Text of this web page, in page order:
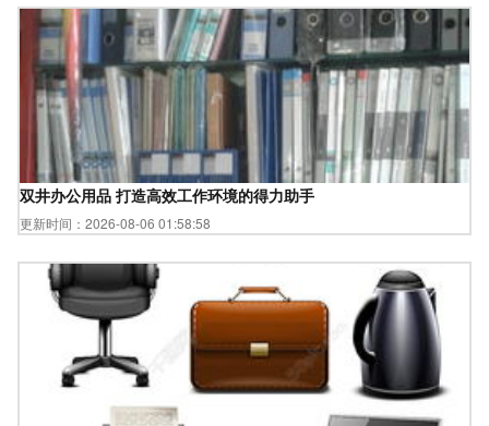
双井办公用品 打造高效工作环境的得力助手
更新时间：2026-08-06 01:58:58